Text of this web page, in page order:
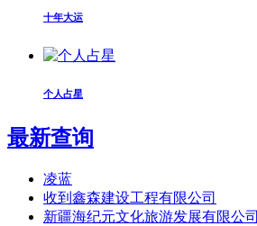
十年大运
个人占星
最新查询
凌蓝
收到鑫森建设工程有限公司
新疆海纪元文化旅游发展有限公司